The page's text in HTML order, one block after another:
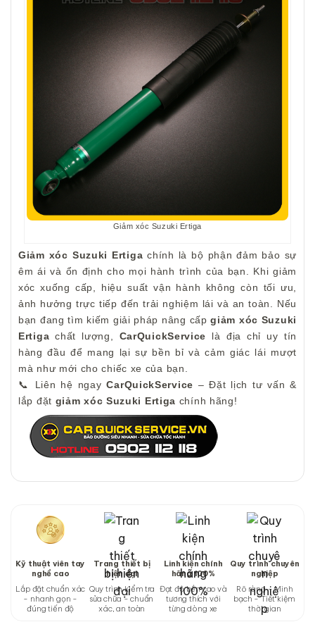
Giảm xóc Suzuki Ertiga
Giảm xóc Suzuki Ertiga chính là bộ phận đảm bảo sự
êm ái và ổn định cho mọi hành trình của bạn. Khi giảm
xóc xuống cấp, hiệu suất vận hành không còn tối ưu,
ảnh hưởng trực tiếp đến trải nghiệm lái và an toàn. Nếu
bạn đang tìm kiếm giải pháp nâng cấpgiảm xóc Suzuki
Ertiga chất lượng, CarQuickService là địa chỉ uy tín
hàng đầu để mang lại sự bền bỉ và cảm giác lái mượt
mà như mới cho chiếc xe của bạn.
📞 Liên hệ ngayCarQuickService – Đặt lịch tư vấn &
lắp đặt giảm xóc Suzuki Ertiga chính hãng!
Kỹ thuật viên tay
nghề cao
Lắp đặt chuẩn xác
- nhanh gọn -
đúng tiến độ
Trang thiết bị
hiện đại
Quy trình kiểm tra
sửa chữa - chuẩn
xác, an toàn
Linh kiện chính
hãng 100%
Đạt độ bền cao và
tương thích với
từng dòng xe
Quy trình chuyên
nghiệp
Rõ ràng - Minh
bạch - Tiết kiệm
thời gian